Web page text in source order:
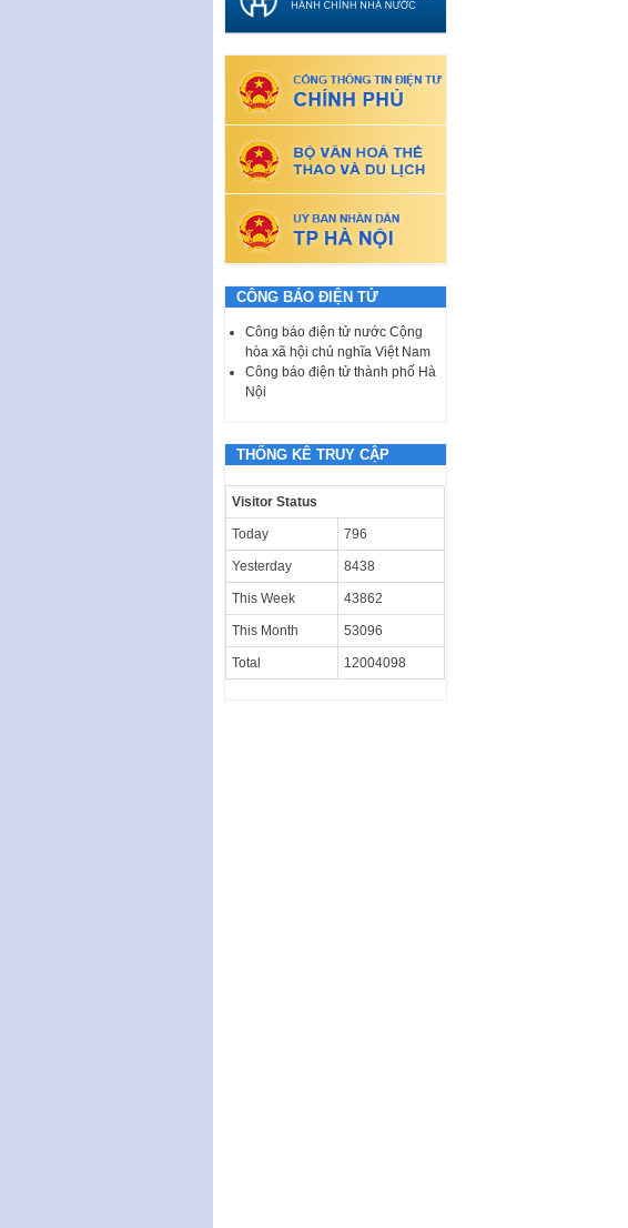
CÔNG BÁO ĐIỆN TỬ
Công báo điện tử nước Cộng
hòa xã hội chủ nghĩa Việt Nam
Công báo điện tử thành phố Hà
Nội
THỐNG KÊ TRUY CẬP
Visitor Status
Today 796
Yesterday 8438
This Week 43862
This Month 53096
Total 12004098